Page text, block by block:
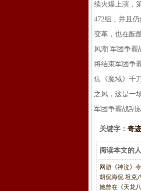
续火爆上演，
472组，并且
变革，也在酝
风潮 军团争霸
将结束军团争
焦《魔域》千
之风，这是一
军团争霸战刮
关键字： 奇
阅读本文的
网游《神泣》
胡侃海侃 坦克
她曾在《天龙